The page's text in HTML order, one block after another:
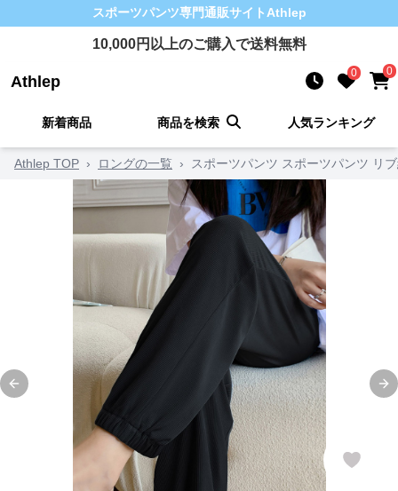
スポーツパンツ専門通販サイト Athlep
10,000円以上のご購入で送料無料
Athlep 0 0
新着商品 商品を検索 人気ランキング
Athlep TOP › ロングの一覧 › スポーツパンツ スポーツパンツ リ
Previous slide